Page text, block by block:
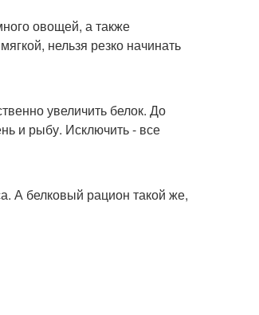
овощей, а также
нельзя резко начинать
увеличить белок. До
и рыбу. Исключить - все
А белковый рацион такой же,